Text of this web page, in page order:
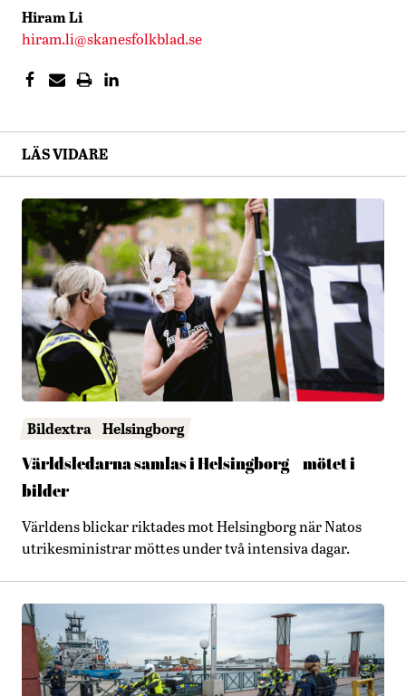
Hiram Li
hiram.li@skanesfolkblad.se
LÄS VIDARE
Bildextra Helsingborg
Världsledarna samlas i Helsingborg – mötet i
bilder
Världens blickar riktades mot Helsingborg när Natos
utrikesministrar möttes under två intensiva dagar.